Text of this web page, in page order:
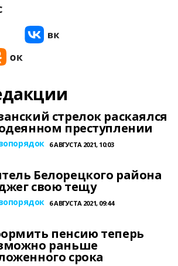
стрелок раскаялся
преступлении
6 АВГУСТА 2021, 10:03
Белорецкого района
свою тещу
6 АВГУСТА 2021, 09:44
пенсию теперь
раньше
срока